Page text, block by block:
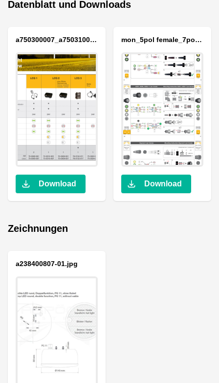
Datenblatt und Downloads
a750300007_a750310001_a765132017_aspoeck_lcg_bro_d.pdf
Download
mon_5pol female_7pol female_8pol female.pdf
Download
Zeichnungen
a238400807-01.jpg